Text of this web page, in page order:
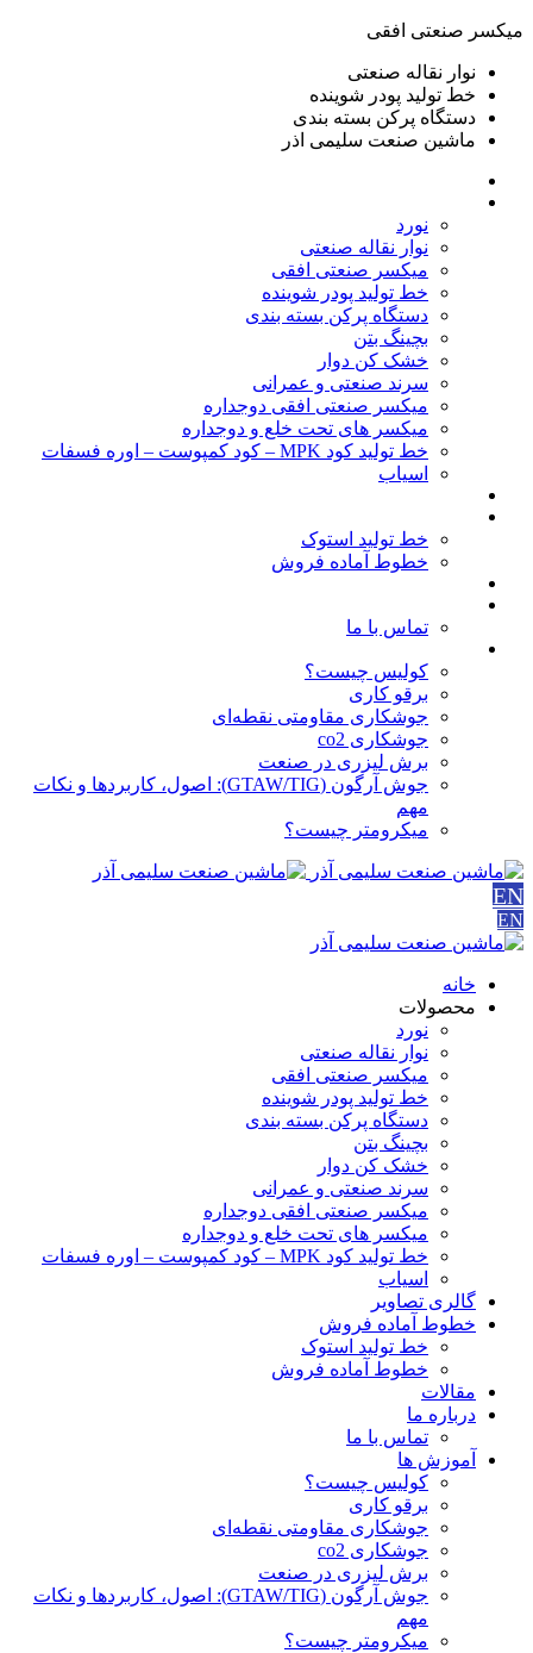
ميكسر صنعتی افقی
نوار نقاله صنعتی
خط تولید پودر شوينده
دستگاه پرکن بسته بندی
ماشين صنعت سليمی اذر
نورد
نوار نقاله صنعتی
ميكسر صنعتی افقی
خط تولید پودر شوينده
دستگاه پرکن بسته بندی
بچينگ بتن
خشک کن دوار
سرند صنعتی و عمرانی
میکسر صنعتی افقی دوجداره
میکسر های تحت خلع و دوجداره
خط تولید کود MPK – کود کمپوست – اوره فسفات
اسیاب
خط تولید استوک
خطوط آماده فروش
تماس با ما
کولیس چیست؟
برقو کاری
جوشکاری مقاومتی نقطه‌ای
جوشکاری co2
برش لیزری در صنعت
جوش آرگون (GTAW/TIG): اصول، کاربردها و نکات
مهم
میکرومتر چیست؟
EN
EN
خانه
محصولات
نورد
نوار نقاله صنعتی
ميكسر صنعتی افقی
خط تولید پودر شوينده
دستگاه پرکن بسته بندی
بچينگ بتن
خشک کن دوار
سرند صنعتی و عمرانی
میکسر صنعتی افقی دوجداره
میکسر های تحت خلع و دوجداره
خط تولید کود MPK – کود کمپوست – اوره فسفات
اسیاب
گالری تصاویر
خطوط آماده فروش
خط تولید استوک
خطوط آماده فروش
مقالات
درباره ما
تماس با ما
آموزش ها
کولیس چیست؟
برقو کاری
جوشکاری مقاومتی نقطه‌ای
جوشکاری co2
برش لیزری در صنعت
جوش آرگون (GTAW/TIG): اصول، کاربردها و نکات
مهم
میکرومتر چیست؟